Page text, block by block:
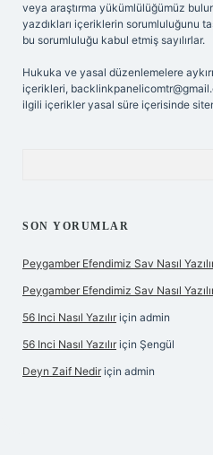
veya araştırma yükümlülüğümüz
yazdıkları içeriklerin sorumluluğunu
bu sorumluluğu kabul etmiş sayılırlar.
Hukuka ve yasal düzenlemelere
içerikleri,
ilgili içerikler yasal süre içerisinde
SON YORUMLAR
Peygamber Efendimiz Sav Nasıl
Peygamber Efendimiz Sav Nasıl
56 Inci Nasıl Yazılır için admin
56 Inci Nasıl Yazılır için Şengül
Deyn Zaif Nedir için admin